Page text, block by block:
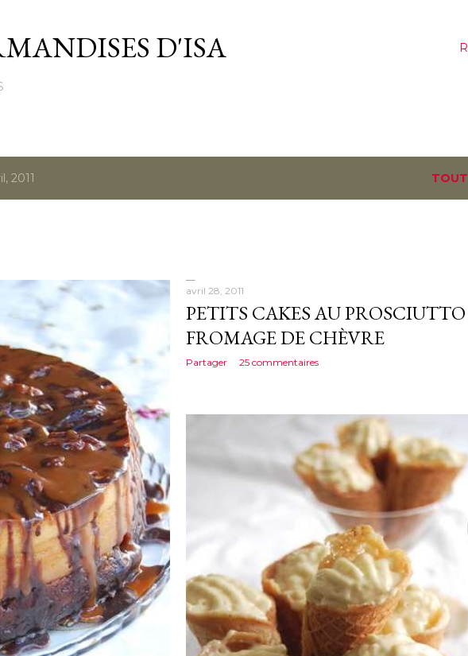
D'ISA
2011
avril 28, 2011
PETITS CAKES AU
FROMAGE DE CHÈVRE
Partager 25 commentaires